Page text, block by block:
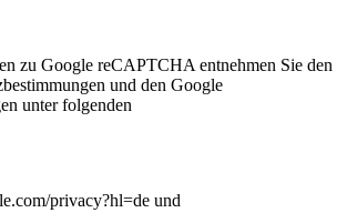
zu Google reCAPTCHA entnehmen Sie den
und den Google
unter folgenden
privacy?hl=de und